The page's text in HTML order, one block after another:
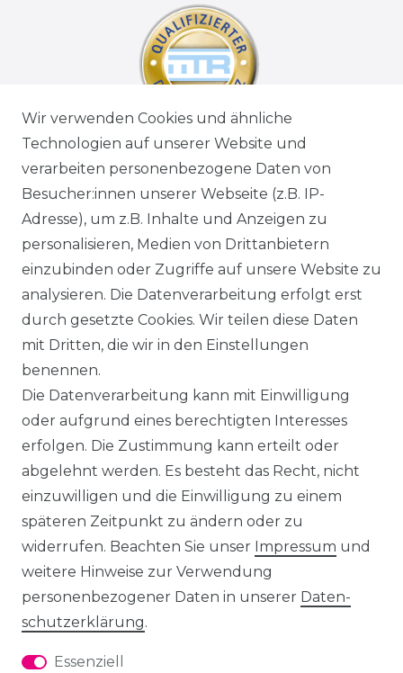
Wir verwenden Cookies und ähnliche
Technologien auf unserer Website und
verarbeiten personenbezogene Daten von
Besucher:innen unserer Webseite (z.B. IP-
Adresse), um z.B. Inhalte und Anzeigen zu
personalisieren, Medien von Drittanbietern
einzubinden oder Zugriffe auf unsere Website zu
analysieren. Die Datenverarbeitung erfolgt erst
durch gesetzte Cookies. Wir teilen diese Daten
mit Dritten, die wir in den Einstellungen
benennen.
Die Datenverarbeitung kann mit Einwilligung
oder aufgrund eines berechtigten Interesses
erfolgen. Die Zustimmung kann erteilt oder
abgelehnt werden. Es besteht das Recht, nicht
einzuwilligen und die Einwilligung zu einem
späteren Zeitpunkt zu ändern oder zu
widerrufen. Beachten Sie unser Impressum und
weitere Hinweise zur Verwendung
personenbezogener Daten in unserer Daten­
schutz­erklärung.
Essenziell